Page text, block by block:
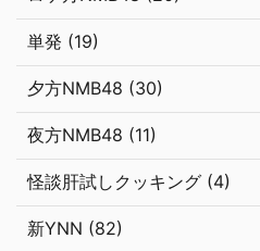
単発 (19)
夕方NMB48 (30)
夜方NMB48 (11)
怪談肝試しクッキング (4)
新YNN (82)